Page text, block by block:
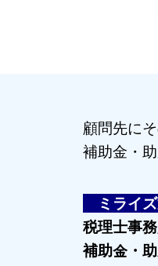
顧問先に
補助金・
ミライ
税理士事
補助金・